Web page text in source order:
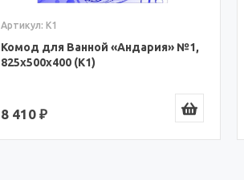
Артикул: К1
Комод для Ванной «Андария» №1,
825x500x400 (К1)
8 410 ₽